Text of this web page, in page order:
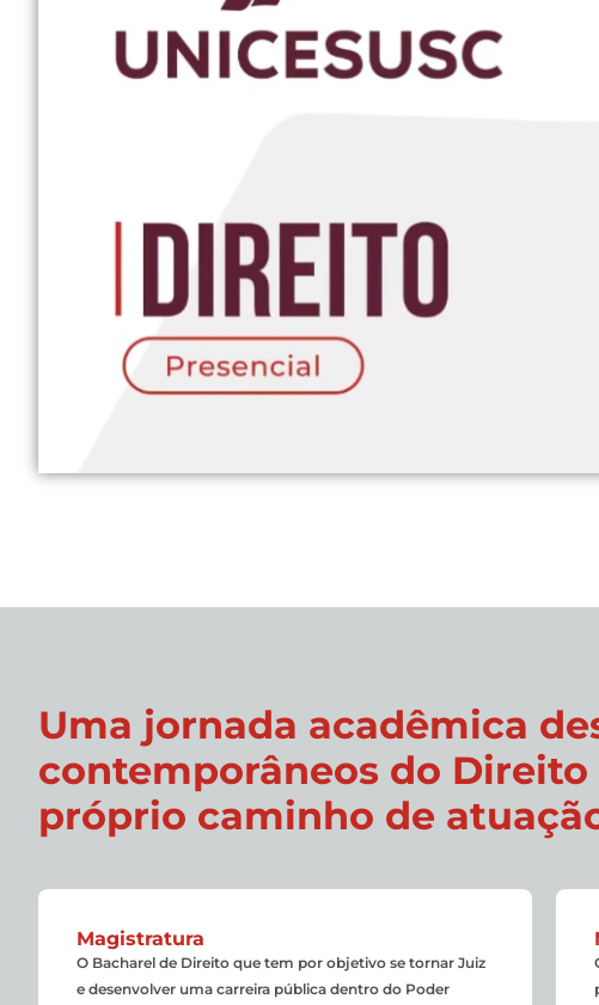
Uma jornada acadêmica
contemporâneos do
próprio caminho de
Magistratura
O Bacharel de Direito que tem por objetivo se tornar Juiz
e desenvolver uma carreira pública dentro do Poder